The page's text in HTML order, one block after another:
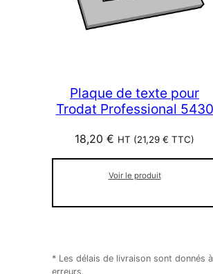
Plaque de texte pour
Trodat Professional 5430
18,20€ HT (21,29€ TTC)
Voir le produit
* Les délais de livraison sont donnés
erreurs.